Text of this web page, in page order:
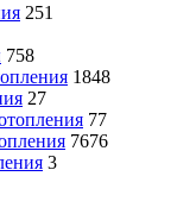
251
758
1848
27
77
7676
3